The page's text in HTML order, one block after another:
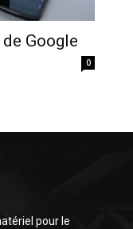
Google
0
pour le